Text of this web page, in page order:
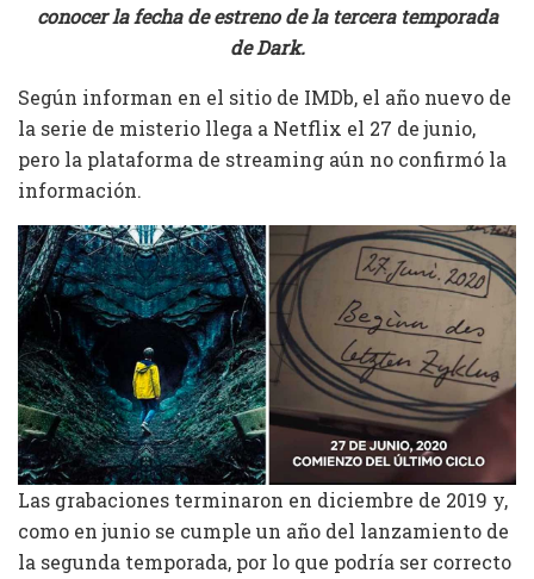
conocer la fecha de estreno de la tercera temporada
de Dark.
Según informan en el sitio de IMDb, el año nuevo de
la serie de misterio llega a Netflix el 27 de junio,
pero la plataforma de streaming aún no confirmó la
información.
Las grabaciones terminaron en diciembre de 2019 y,
como en junio se cumple un año del lanzamiento de
la segunda temporada, por lo que podría ser correcto